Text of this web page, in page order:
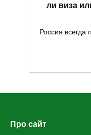
ли виза
Россия всегда
Про сайт